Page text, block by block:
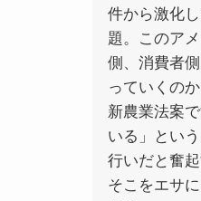
件から激化
題。このア
側、消費者
っていくの
新農業法案で
いる」とい
行いだと奮
そこをエサ